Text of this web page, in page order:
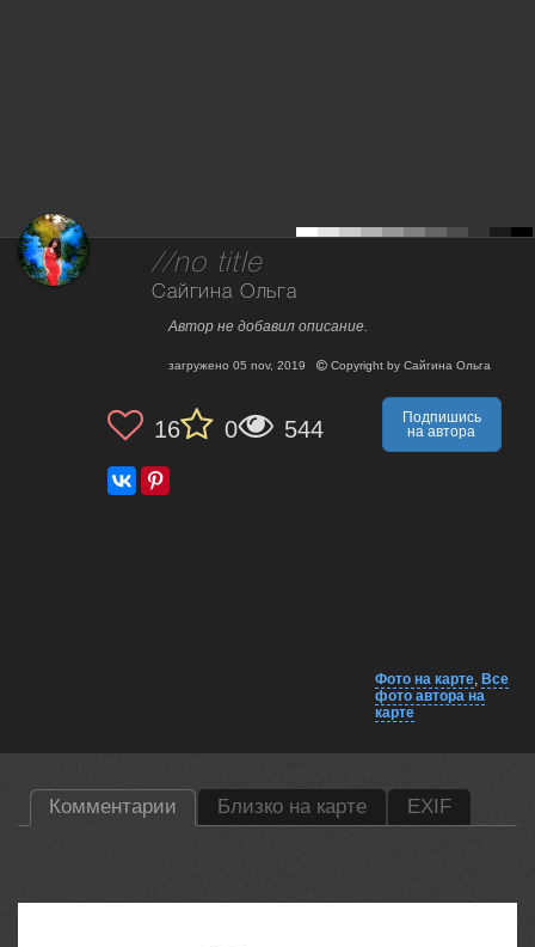
//no title
Сайгина Ольга
Автор не добавил описание.
загружено 05 nov, 2019 Copyright by Сайгина Ольга
16 0 544
Подпишись
на автора
Фото на карте, Все
фото автора на
карте
Комментарии Близко на карте EXIF